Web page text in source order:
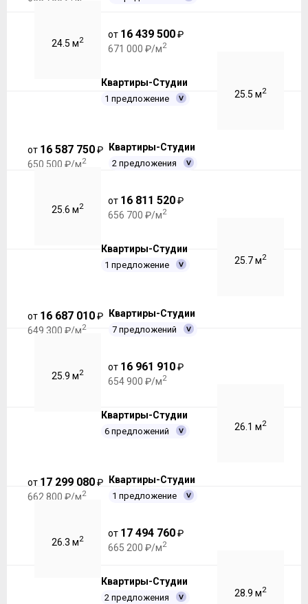
24.5 м2
от 16 439 500₽
671 000 ₽/м2
Квартиры-Студии
1 предложение 25.5 м2
от 16 587 750₽
650 500 ₽/м2
Квартиры-Студии
2 предложения
25.6 м2
от 16 811 520₽
656 700 ₽/м2
Квартиры-Студии
1 предложение 25.7 м2
от 16 687 010₽
649 300 ₽/м2
Квартиры-Студии
7 предложений
25.9 м2
от 16 961 910₽
654 900 ₽/м2
Квартиры-Студии
6 предложений 26.1 м2
от 17 299 080₽
662 800 ₽/м2
Квартиры-Студии
1 предложение
26.3 м2
от 17 494 760₽
665 200 ₽/м2
Квартиры-Студии
2 предложения 28.9 м2